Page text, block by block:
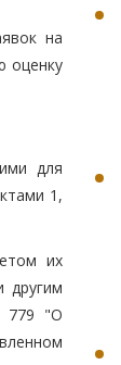
на
оценку
для
1,
их
другим
779 "О